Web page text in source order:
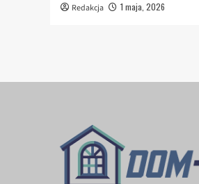
Redakcja 1 maja, 2026